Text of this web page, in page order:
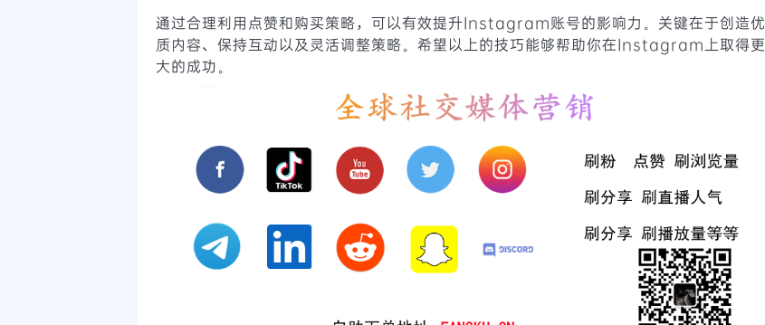
通过合理利用点赞和购买策略，可以有效提升Instagram账号的影响力。关键在于创造优
质内容、保持互动以及灵活调整策略。希望以上的技巧能够帮助你在Instagram上取得更
大的成功。